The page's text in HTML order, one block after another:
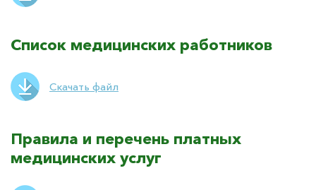
Список медицинских работников
Скачать файл
Правила и перечень платных
медицинских услуг